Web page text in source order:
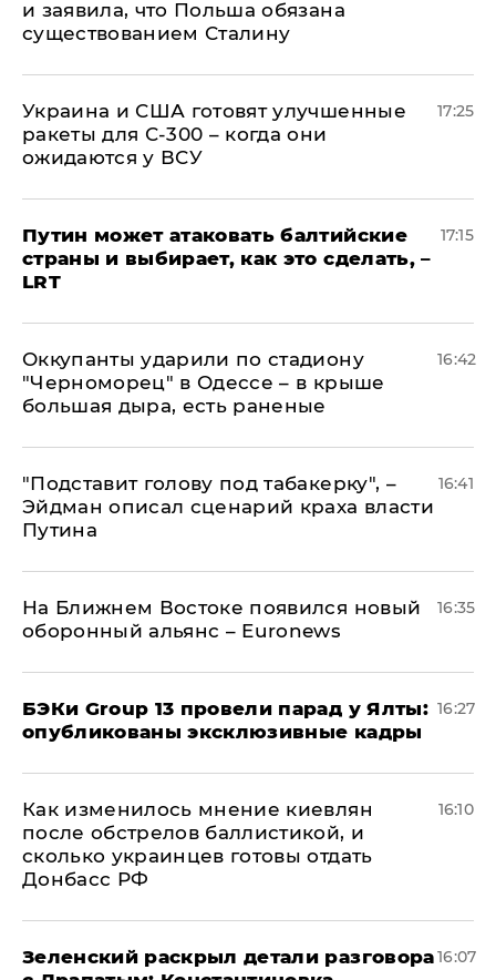
и заявила, что Польша обязана
существованием Сталину
Украина и США готовят улучшенные
ракеты для С-300 – когда они
ожидаются у ВСУ
17:25
Путин может атаковать балтийские
страны и выбирает, как это сделать, –
LRT
17:15
Оккупанты ударили по стадиону
"Черноморец" в Одессе – в крыше
большая дыра, есть раненые
16:42
​"Подставит голову под табакерку", –
Эйдман описал сценарий краха власти
Путина
16:41
На Ближнем Востоке появился новый
оборонный альянс – Euronews
16:35
​БЭКи Group 13 провели парад у Ялты:
опубликованы эксклюзивные кадры
16:27
Как изменилось мнение киевлян
после обстрелов баллистикой, и
сколько украинцев готовы отдать
Донбасс РФ
16:10
​Зеленский раскрыл детали разговора16:07